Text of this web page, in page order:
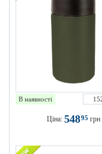
В наявності
Ціна: 54895 грн